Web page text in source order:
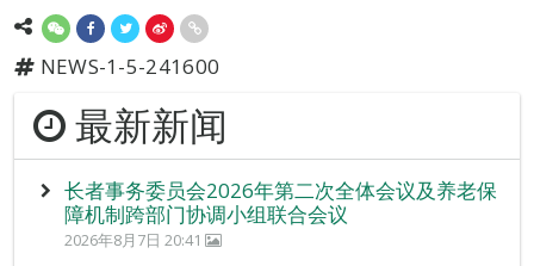
NEWS-1-5-241600
最新新闻
长者事务委员会2026年第二次全体会议及养老保
障机制跨部门协调小组联合会议
2026年8月7日 20:41